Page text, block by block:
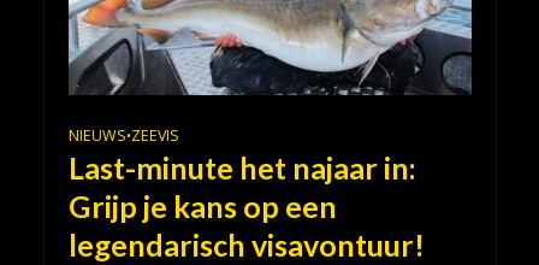
NIEUWS•ZEEVIS
Last-minute het najaar in:
Grijp je kans op een
legendarisch visavontuur!